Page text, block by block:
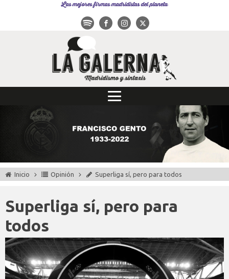
Las mejores firmas madridistas del planeta
Inicio Opinión Superliga sí, pero para todos
Superliga sí, pero para
todos